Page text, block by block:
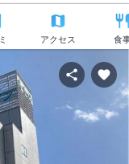
アクセス 食